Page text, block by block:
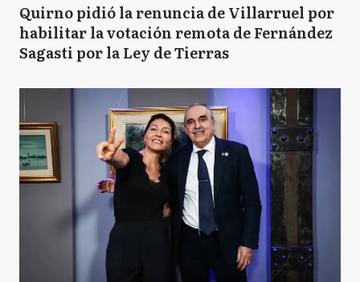
Quirno pidió la renuncia de Villarruel por
habilitar la votación remota de Fernández
Sagasti por la Ley de Tierras